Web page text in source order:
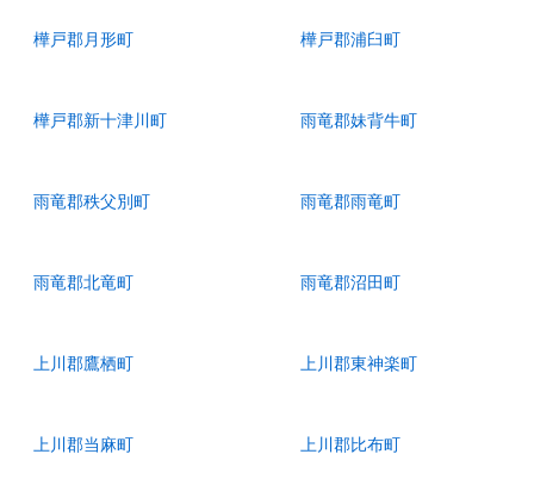
樺戸郡月形町 樺戸郡浦臼町
樺戸郡新十津川町 雨竜郡妹背牛町
雨竜郡秩父別町 雨竜郡雨竜町
雨竜郡北竜町 雨竜郡沼田町
上川郡鷹栖町 上川郡東神楽町
上川郡当麻町 上川郡比布町